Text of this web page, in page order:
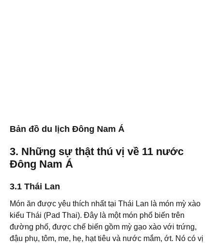
Bản đồ du lịch Đông Nam Á
3. Những sự thật thú vị về 11 nước
Đông Nam Á
3.1 Thái Lan
Món ăn được yêu thích nhất tại Thái Lan là món mỳ xào
kiểu Thái (Pad Thai). Đây là một món phổ biến trên
đường phố, được chế biến gồm mỳ gạo xào với trứng,
đậu phụ, tôm, me, hẹ, hạt tiêu và nước mắm, ớt. Nó có vị